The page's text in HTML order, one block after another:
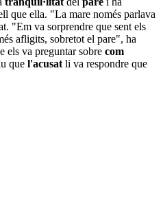
que ella. "La mare només parlava
"Em va sorprendre que sent els
afligits, sobretot el pare", ha
els va preguntar sobre com
que l'acusat li va respondre que